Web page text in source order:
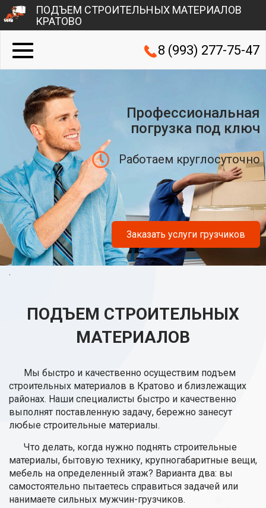
ПОДЪЕМ СТРОИТЕЛЬНЫХ МАТЕРИАЛОВ
КРАТОВО
8 (993) 277-75-47
Профессиональная
погрузка под ключ
Работаем круглосуточно
Заказать услуги грузчиков
.
ПОДЪЕМ СТРОИТЕЛЬНЫХ
МАТЕРИАЛОВ
Мы быстро и качественно осуществим подъем
строительных материалов в Кратово и близлежащих
районах. Наши специалисты быстро и качественно
выполнят поставленную задачу, бережно занесут
любые строительные материалы.
Что делать, когда нужно поднять строительные
материалы, бытовую технику, крупногабаритные вещи,
мебель на определенный этаж? Варианта два: вы
самостоятельно пытаетесь справиться задачей или
нанимаете сильных мужчин-грузчиков.